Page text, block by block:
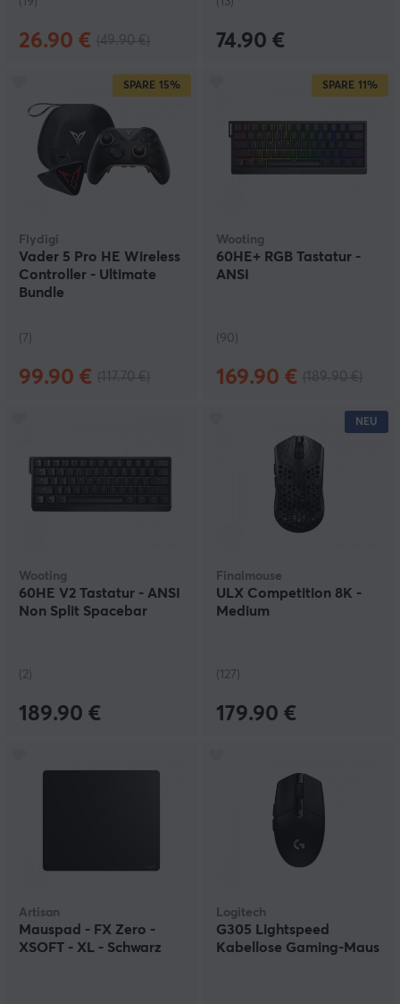
26.90 € 74.90 €
SPARE 15%
Flydigi
Vader 5 Pro HE Wireless
Controller - Ultimate
Bundle
(7)
99.90 €
SPARE 11%
Wooting
60HE+ RGB Tastatur -
ANSI
(90)
169.90 €
Wooting
60HE V2 Tastatur - ANSI
Non Split Spacebar
(2)
189.90 €
NEU
Finalmouse
ULX Competition 8K -
Medium
(127)
179.90 €
Artisan
Mauspad - FX Zero -
XSOFT - XL - Schwarz
Logitech
G305 Lightspeed
Kabellose Gaming-Maus